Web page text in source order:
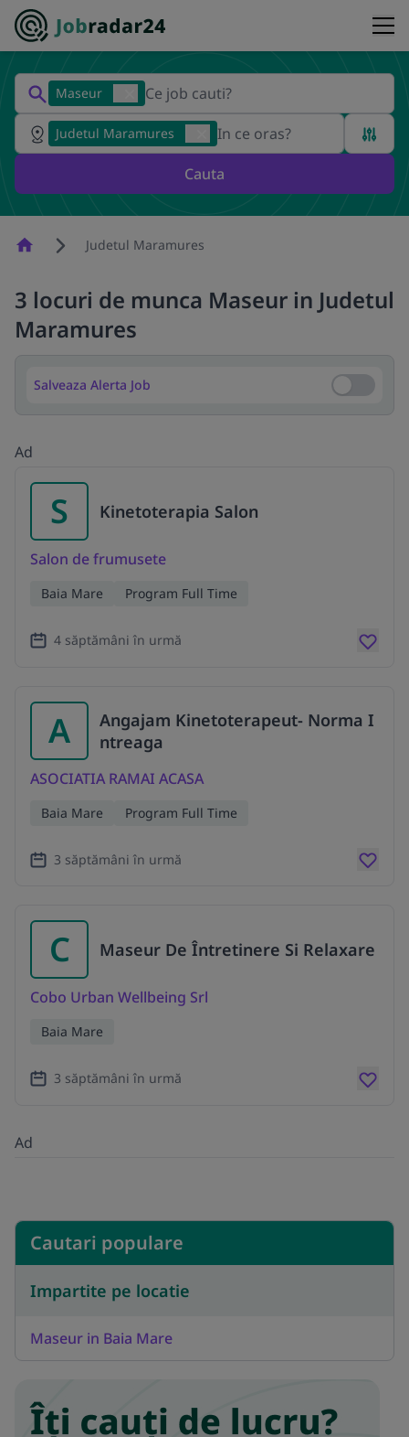
Maseur
Judetul Maramures
Cauta
HomepageJudetul Maramures
3 locuri de munca Maseur in Judetul
Maramures
Salveaza Alerta Job Salveaza
Ad
S Kinetoterapia Salon
Salon de frumusete
Baia Mare Program Full Time
4 săptămâni în urmă
A
Angajam Kinetoterapeut- Norma I
ntreaga
ASOCIATIA RAMAI ACASA
Baia Mare Program Full Time
3 săptămâni în urmă
C Maseur De Întretinere Si Relaxare
Cobo Urban Wellbeing Srl
Baia Mare
3 săptămâni în urmă
Ad
Cautari populare
Impartite pe locatie
Maseur in Baia Mare